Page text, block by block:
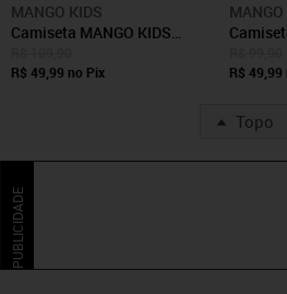
MANGO KIDS
Camiseta MANGO KIDS
R$ 49,99 no Pix
R$ 49,99
Topo
PUBLICIDADE